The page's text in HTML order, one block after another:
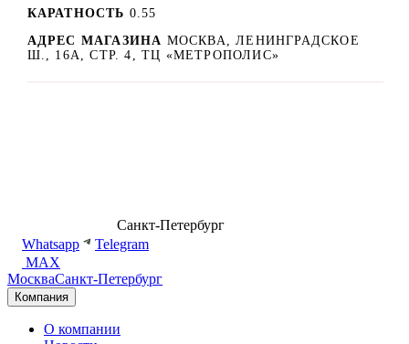
КАРАТНОСТЬ 0.55
АДРЕС МАГАЗИНА МОСКВА, ЛЕНИНГРАДСКОЕ
Ш., 16А, СТР. 4, ТЦ «МЕТРОПОЛИС»
Санкт-Петербург
Whatsapp
Telegram
MAX
МоскваСанкт-Петербург
Компания
О компании